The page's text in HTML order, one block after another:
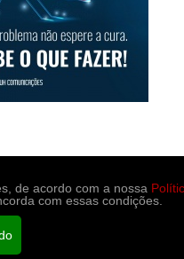
de acordo com a nossa
com essas condições.